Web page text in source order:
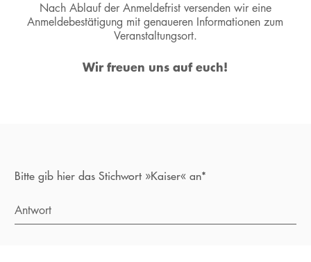
Nach Ablauf der Anmeldefrist versenden wir eine
Anmeldebestätigung mit genaueren Informationen zum
Veranstaltungsort.
Wir freuen uns auf euch!
Bitte gib hier das Stichwort »Kaiser« an*
Antwort